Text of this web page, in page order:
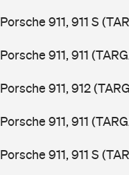
Porsche 911, 911 S
Porsche 911, 911
Porsche 911, 912
Porsche 911, 911
Porsche 911, 911 S